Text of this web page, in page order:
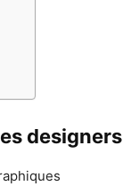
designers